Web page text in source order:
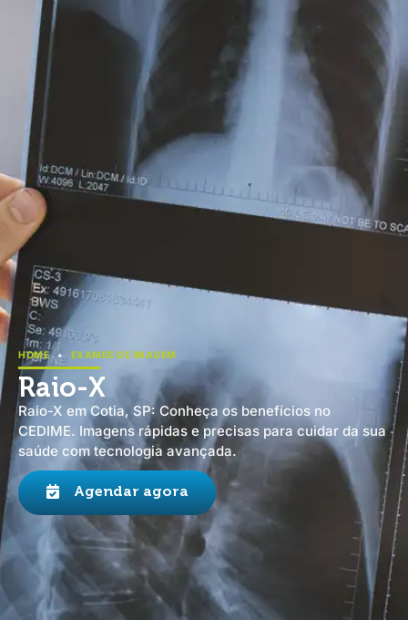
HOME • EXAMES DE IMAGEM
Raio-X
Raio-X em Cotia, SP: Conheça os benefícios no
CEDIME. Imagens rápidas e precisas para cuidar da sua
saúde com tecnologia avançada.
Agendar agora